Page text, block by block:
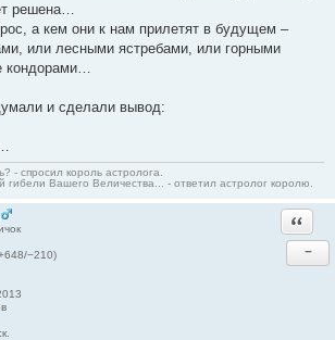
решена…
а кем они к нам прилетят в будущем –
или лесными ястребами, или горными
кондорами…
и сделали вывод:
- спросил король астролога.
гибели Вашего Величества... - ответил астролог королю.
−210)
−